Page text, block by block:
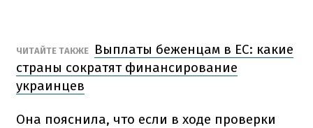
ЧИТАЙТЕ ТАКЖЕ
Выплаты беженцам в ЕС: какие
страны сократят финансирование
украинцев
Она пояснила, что если в ходе проверки